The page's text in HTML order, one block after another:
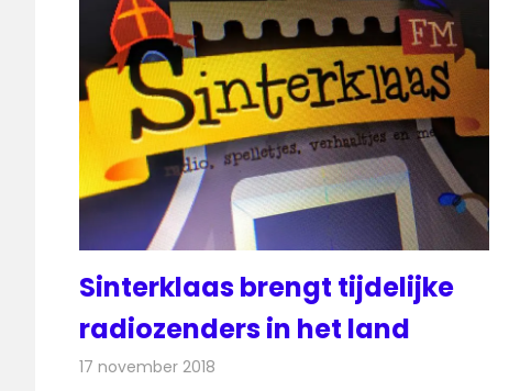
Sinterklaas brengt tijdelijke
radiozenders in het land
17 november 2018